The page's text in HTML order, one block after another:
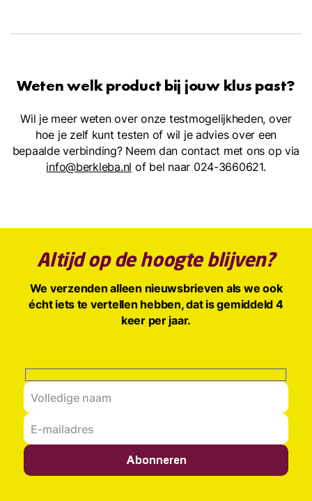
Weten welk product bij jouw klus past?
Wil je meer weten over onze testmogelijkheden, over
hoe je zelf kunt testen of wil je advies over een
bepaalde verbinding? Neem dan contact met ons op via
info@berkleba.nl of bel naar 024-3660621.
Altijd op de hoogte blijven?
We verzenden alleen nieuwsbrieven als we ook
écht iets te vertellen hebben, dat is gemiddeld 4
keer per jaar.
Abonneren